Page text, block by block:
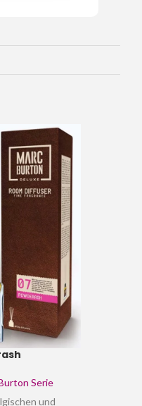
Serie
und